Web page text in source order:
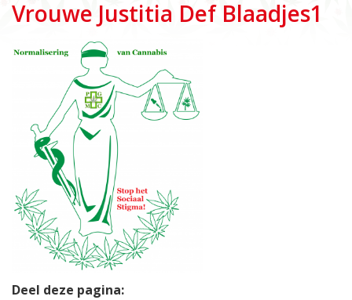
Vrouwe Justitia Def Blaadjes1
Deel deze pagina: